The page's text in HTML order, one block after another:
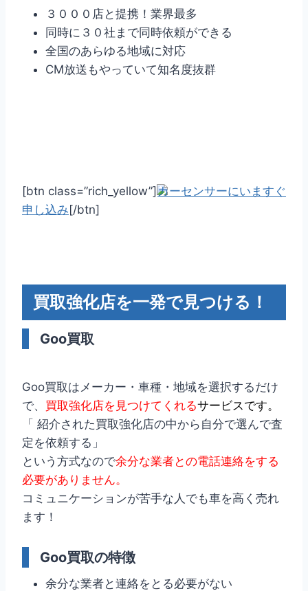
３０００店と提携！業界最多
同時に３０社まで同時依頼ができる
全国のあらゆる地域に対応
CM放送もやっていて知名度抜群
[btn class=”rich_yellow”]カーセンサーにいますぐ
申し込み[/btn]
買取強化店を一発で見つける！
Goo買取
Goo買取はメーカー・車種・地域を選択するだけ
で、 買取強化店を見つけてくれるサービスです。
「 紹介された買取強化店の中から自分で選んで査
定を依頼する」
という方式なので余分な業者との電話連絡をする
必要がありません。
コミュニケーションが苦手な人でも車を高く売れ
ます！
Goo買取の特徴
余分な業者と連絡をとる必要がない